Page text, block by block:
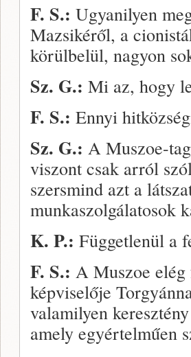
F. S.: Ugyanilyen
Mazsikéről, a
körülbelül, nagyon
Sz. G.: Mi az, hogy
F. S.: Ennyi
Sz. G.: A Muszoe-
viszont csak arról
szersmind azt a
munkaszolgálatosok
K. P.: Függetlenül a
F. S.: A Muszoe
képviselője
valamilyen
amely egyértelműen